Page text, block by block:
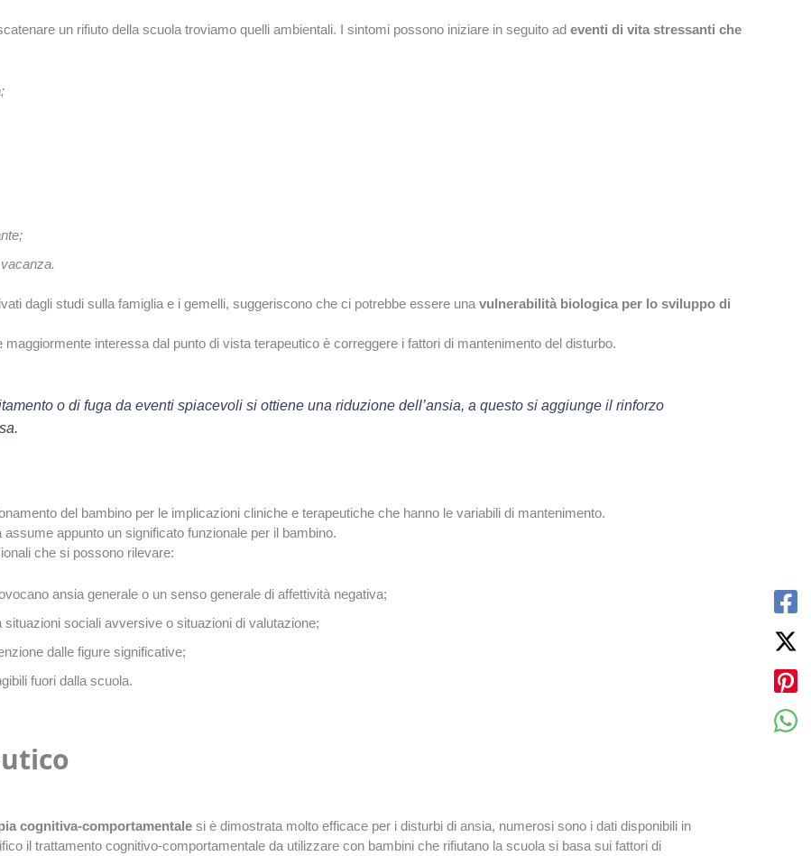
un rifiuto della scuola troviamo quelli ambientali. I sintomi possono iniziare in seguito ad eventi di vita stressanti che
dagli studi sulla famiglia e i gemelli, suggeriscono che ci potrebbe essere una vulnerabilità biologica per lo sviluppo di
interessa dal punto di vista terapeutico è correggere i fattori di mantenimento del disturbo.
o di fuga da eventi spiacevoli si ottiene una riduzione dell’ansia, a questo si aggiunge il rinforzo
del bambino per le implicazioni cliniche e terapeutiche che hanno le variabili di mantenimento.
assume appunto un significato funzionale per il bambino.
che si possono rilevare:
ansia generale o un senso generale di affettività negativa;
sociali avversive o situazioni di valutazione;
dalle figure significative;
fuori dalla scuola.
cognitiva-comportamentalesi è dimostrata molto efficace per i disturbi di ansia, numerosi sono i dati disponibili in
il trattamento cognitivo-comportamentale da utilizzare con bambini che rifiutano la scuola si basa sui fattori di